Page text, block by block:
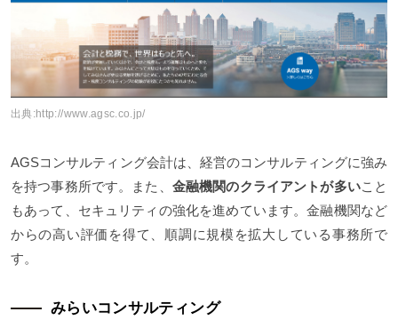
出典:http://www.agsc.co.jp/
AGSコンサルティング会計は、経営のコンサルティングに強み
を持つ事務所です。また、 金融機関のクライアントが多いこと
もあって、セキュリティの強化を進めています。金融機関など
からの高い評価を得て、順調に規模を拡大している事務所で
す。
みらいコンサルティング